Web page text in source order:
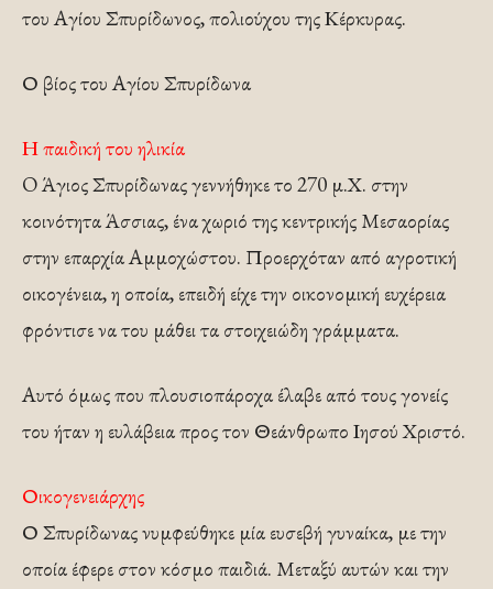
του Αγίου Σπυρίδωνος, πολιούχου της Κέρκυρας.
Ο βίος του Αγίου Σπυρίδωνα
Η παιδική του ηλικία
O Άγιος Σπυρίδωνας γεννήθηκε το 270 μ.Χ. στην
κοινότητα Άσσιας, ένα χωριό της κεντρικής Μεσαορίας
στην επαρχία Αμμοχώστου. Προερχόταν από αγροτική
οικογένεια, η οποία, επειδή είχε την οικονομική ευχέρεια
φρόντισε να του μάθει τα στοιχειώδη γράμματα.
Αυτό όμως που πλουσιοπάροχα έλαβε από τους γονείς
του ήταν η ευλάβεια προς τον Θεάνθρωπο Ιησού Χριστό.
Οικογενειάρχης
Ο Σπυρίδωνας νυμφεύθηκε μία ευσεβή γυναίκα, με την
οποία έφερε στον κόσμο παιδιά. Μεταξύ αυτών και την